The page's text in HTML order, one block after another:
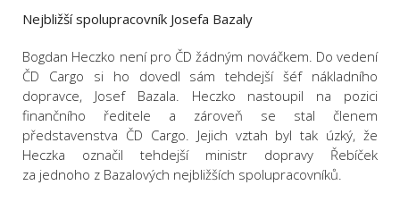
Nejbližší spolupracovník Josefa Bazaly
Bogdan Heczko není pro ČD žádným nováčkem. Do vedení
ČD Cargo si ho dovedl sám tehdejší šéf nákladního
dopravce, Josef Bazala. Heczko nastoupil na pozici
finančního ředitele a zároveň se stal členem
představenstva ČD Cargo. Jejich vztah byl tak úzký, že
Heczka označil tehdejší ministr dopravy Řebíček
za jednoho z Bazalových nejbližších spolupracovníků.